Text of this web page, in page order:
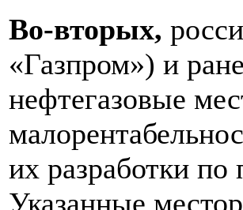
Во-вторых,
«Газпром») и
нефтегазовые
их разработки
Указанные